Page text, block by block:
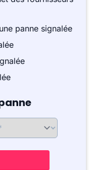
panne signalée